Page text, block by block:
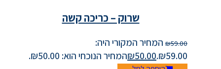
שרוק – כריכה קשה
₪59.00
המחיר המקורי היה:
₪59.00.
₪50.00 המחיר הנוכחי הוא: ₪50.00.